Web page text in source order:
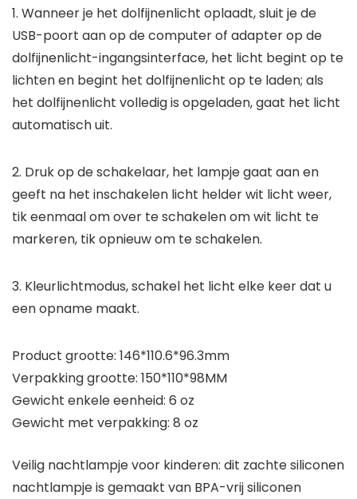
1. Wanneer je het dolfijnenlicht oplaadt, sluit je de
USB-poort aan op de computer of adapter op de
dolfijnenlicht-ingangsinterface, het licht begint op te
lichten en begint het dolfijnenlicht op te laden; als
het dolfijnenlicht volledig is opgeladen, gaat het licht
automatisch uit.
2. Druk op de schakelaar, het lampje gaat aan en
geeft na het inschakelen licht helder wit licht weer,
tik eenmaal om over te schakelen om wit licht te
markeren, tik opnieuw om te schakelen.
3. Kleurlichtmodus, schakel het licht elke keer dat u
een opname maakt.
Product grootte: 146*110.6*96.3mm
Verpakking grootte: 150*110*98MM
Gewicht enkele eenheid: 6 oz
Gewicht met verpakking: 8 oz
Veilig nachtlampje voor kinderen: dit zachte siliconen
nachtlampje is gemaakt van BPA-vrij siliconen